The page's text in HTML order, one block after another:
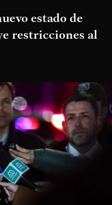
estado de
restricciones al